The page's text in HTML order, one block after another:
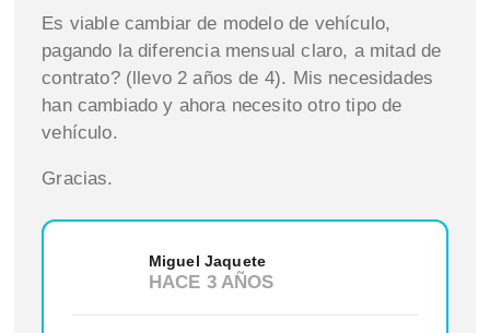
Es viable cambiar de modelo de vehículo,
pagando la diferencia mensual claro, a mitad de
contrato? (llevo 2 años de 4). Mis necesidades
han cambiado y ahora necesito otro tipo de
vehículo.
Gracias.
Miguel Jaquete
HACE 3 AÑOS